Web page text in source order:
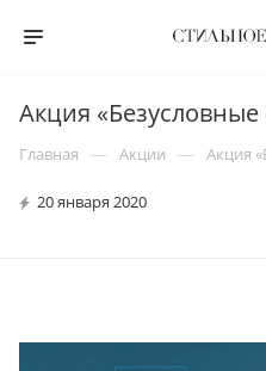
Акция «Безусловные
Главная — Акции — Акция
20 января 2020